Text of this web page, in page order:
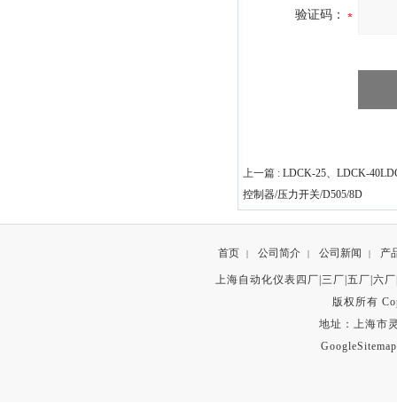
验证码：
上一篇 : LDCK-25、LDCK-
控制器/压力开关/D505/8D
首页 | 公司简介 | 公司新闻 | 产
上海自动化仪表四厂|三厂|五厂|六
版权所有
地址：上海市
GoogleSitemap